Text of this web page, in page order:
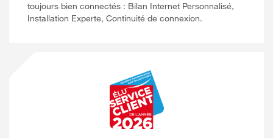
toujours bien connectés : Bilan Internet Personnalisé,
Installation Experte, Continuité de connexion.